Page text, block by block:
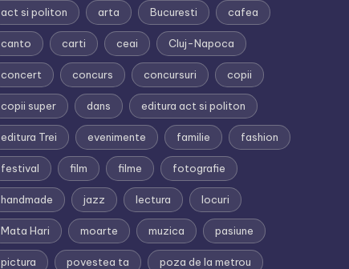
act si politon arta Bucuresti cafea
canto carti ceai Cluj-Napoca
concert concurs concursuri copii
copii super dans editura act si politon
editura Trei evenimente familie fashion
festival film filme fotografie
handmade jazz lectura locuri
Mata Hari moarte muzica pasiune
pictura povestea ta poza de la metrou